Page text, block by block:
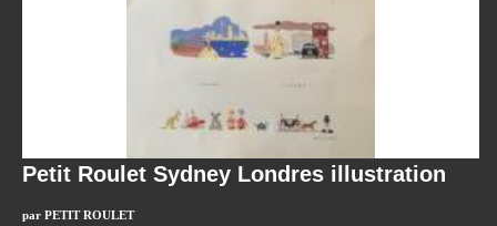
Petit Roulet Sydney Londres illustration
par PETIT ROULET